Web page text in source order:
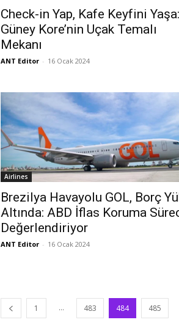
Check-in Yap, Kafe Keyfini Yaşa:
Güney Kore’nin Uçak Temalı
Mekanı
ANT Editor - 16 Ocak 2024
Airlines
Brezilya Havayolu GOL, Borç
Altında: ABD İflas Koruma
Değerlendiriyor
ANT Editor - 16 Ocak 2024
1 ... 483 484 485